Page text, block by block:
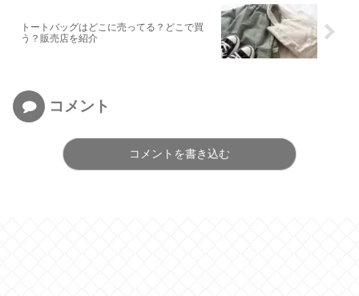
トートバッグはどこに売ってる？どこで買
う？販売店を紹介
コメント
コメントを書き込む